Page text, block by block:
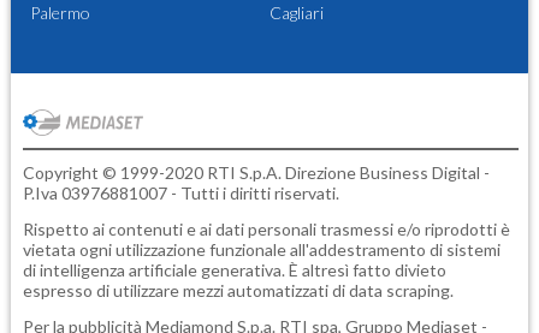
Palermo Cagliari
Copyright © 1999-2020 RTI S.p.A. Direzione Business Digital -
P.Iva 03976881007 - Tutti i diritti riservati.
Rispetto ai contenuti e ai dati personali trasmessi e/o riprodotti è
vietata ogni utilizzazione funzionale all'addestramento di sistemi
di intelligenza artificiale generativa. È altresì fatto divieto
espresso di utilizzare mezzi automatizzati di data scraping.
Per la pubblicità Mediamond S.p.a. RTI spa, Gruppo Mediaset -